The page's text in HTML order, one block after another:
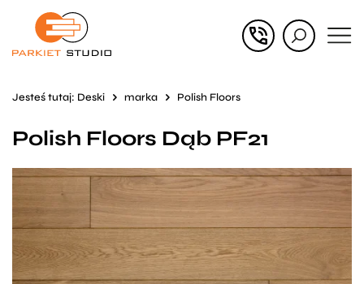
Przejdź
Przejdź
stopce
Jesteś tutaj: Deski marka Polish Floors
Polish Floors Dąb PF21